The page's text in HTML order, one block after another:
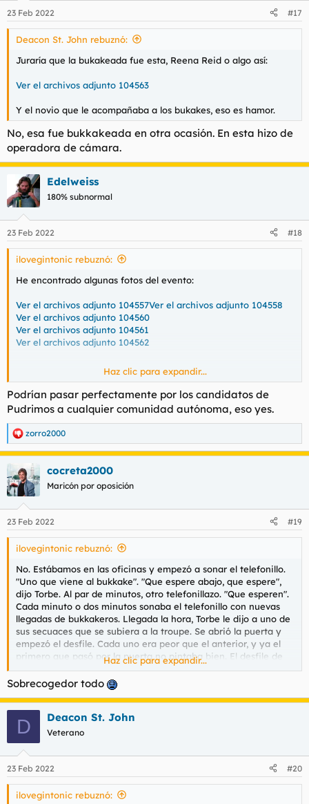
e
s
23 Feb 2022 #17
Deacon St. John rebuznó:
Juraría que la bukakeada fue esta, Reena Reid o algo así:
Ver el archivos adjunto 104563
Y el novio que le acompañaba a los bukakes, eso es hamor.
No, esa fue bukkakeada en otra ocasión. En esta hizo de
operadora de cámara.
Edelweiss
180% subnormal
23 Feb 2022 #18
ilovegintonic rebuznó:
He encontrado algunas fotos del evento:
Ver el archivos adjunto 104557Ver el archivos adjunto 104558
Ver el archivos adjunto 104560
Ver el archivos adjunto 104561
Ver el archivos adjunto 104562
Muy chungo todo aquello, muy chungo.
Haz clic para expandir...
Podrían pasar perfectamente por los candidatos de
Pudrimos a cualquier comunidad autónoma, eso yes.
R
e
a
c
c
i
e
s
zorro2000
cocreta2000
Maricón por oposición
23 Feb 2022 #19
ilovegintonic rebuznó:
No. Estábamos en las oficinas y empezó a sonar el telefonillo.
"Uno que viene al bukkake". "Que espere abajo, que espere",
dijo Torbe. Al par de minutos, otro telefonillazo. "Que esperen".
Cada minuto o dos minutos sonaba el telefonillo con nuevas
llegadas de bukkakeros. Llegada la hora, Torbe le dijo a uno de
sus secuaces que se subiera a la troupe. Se abrió la puerta y
empezó el desfile. Cada uno era peor que el anterior, y ya el
primero que pasó por la puerta no pintaba bien. El desfile de
los horrores, la parada de los monstruos. Y, de postre, al final de
toda la fila, Ozito. "Hostias, es Ozito", dijo
visiblemente emocionado.
Es uno de esos recuerdos que te persiguen toda la vida, la
verdad.
Haz clic para expandir...
Sobrecogedor todo
D Deacon St. John
Veterano
23 Feb 2022 #20
ilovegintonic rebuznó: